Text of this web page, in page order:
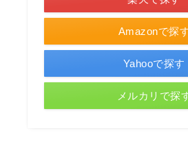
Amazonで探
Yahooで探す
メルカリで探